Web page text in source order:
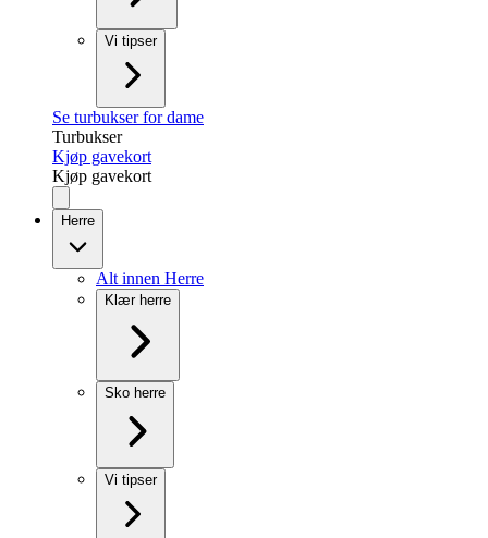
Vi tipser
Se turbukser for dame
Turbukser
Kjøp gavekort
Kjøp gavekort
Herre
Alt innen Herre
Klær herre
Sko herre
Vi tipser